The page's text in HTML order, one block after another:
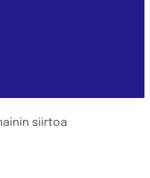
siirtoa